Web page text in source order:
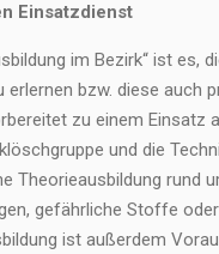
Einsatzdienst
im Bezirk“ ist es,
erlernen bzw. diese auch
zu einem Einsatz
und die
Theorieausbildung rund
gefährliche Stoffe
ist außerdem